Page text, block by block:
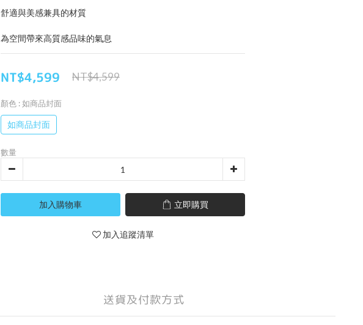
舒適與美感兼具的材質
為空間帶來高質感品味的氣息
NT$4,599 NT$4,599
顏色 : 如商品封面
如商品封面
數量
加入購物車 立即購買
加入追蹤清單
送貨及付款方式